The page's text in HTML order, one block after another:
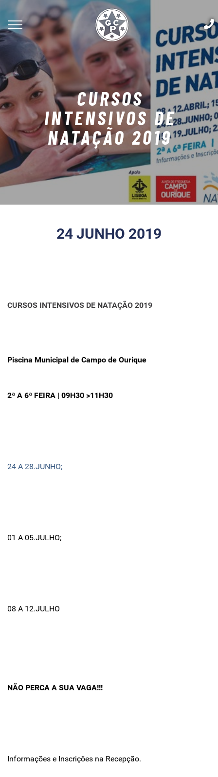
CURSOS
INTENSIVOS DE
NATAÇÃO 2019
24 JUNHO 2019
CURSOS INTENSIVOS DE NATAÇÃO 2019
Piscina Municipal de Campo de Ourique
2ª A 6ª FEIRA | 09H30 >11H30
24 A 28.JUNHO;
01 A 05.JULHO;
08 A 12.JULHO
NÃO PERCA A SUA VAGA!!!
Informações e Inscrições na Recepção.